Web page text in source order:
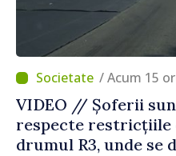
/ Acum 15
VIDEO // Șoferii
respecte restricțiile
drumul R3, unde se